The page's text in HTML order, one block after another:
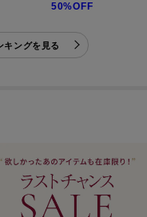
50%OFF
キングを見る